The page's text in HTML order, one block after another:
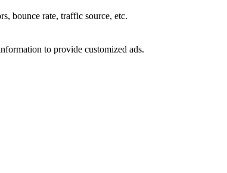
bounce rate, traffic source, etc.
to provide customized ads.